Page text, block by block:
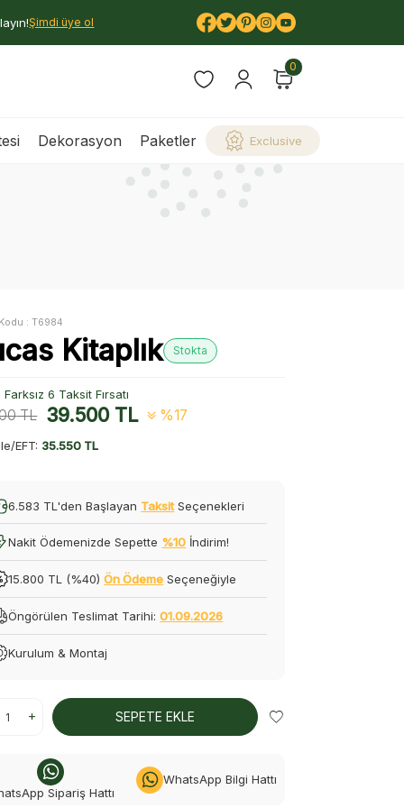
Şimdi üye ol
0
Dekorasyon Paketler Exclusive
:T6984
Kitaplık Stokta
6 Taksit Fırsatı
TL 39.500TL %17
EFT: 35.550 TL
6.583 TL'den Başlayan Taksit Seçenekleri
Nakit Ödemenizde Sepette %10 İndirim!
15.800 TL (%40)Ön Ödeme Seçeneğiyle
Öngörülen Teslimat Tarihi:01.09.2026
Kurulum & Montaj
SEPETE EKLE
Sipariş Hattı
WhatsApp Bilgi Hattı